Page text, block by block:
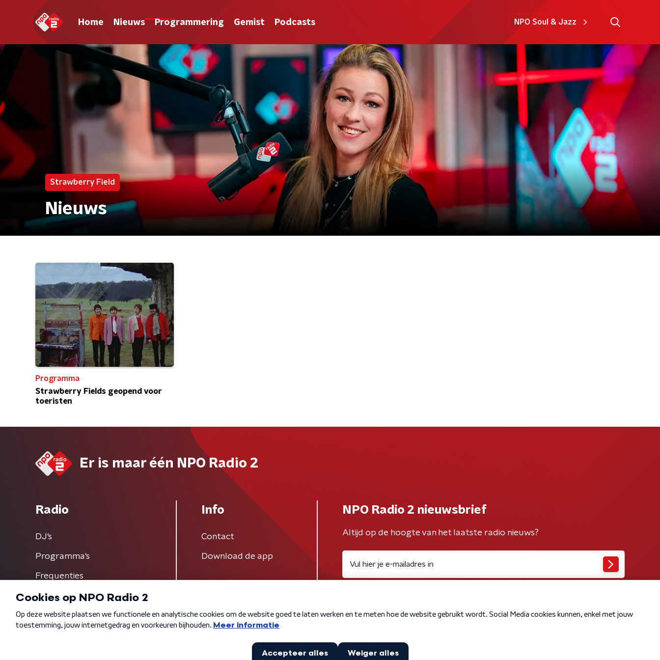
Home Nieuws Programmering Gemist Podcasts NPO Soul & Jazz
Strawberry Field
Nieuws
Programma
Strawberry Fields geopend voor
toeristen
Er is maar één NPO Radio 2
Radio
DJ’s
Programma's
Frequenties
Info
Contact
Download de app
NPO Radio 2 nieuwsbrief
Altijd op de hoogte van het laatste radio nieuws?
Algemene voorwaarden Privacybeleid